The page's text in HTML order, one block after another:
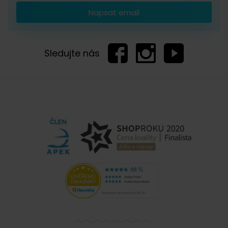
Napsat email
Sledujte nás